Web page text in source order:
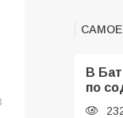
В
по